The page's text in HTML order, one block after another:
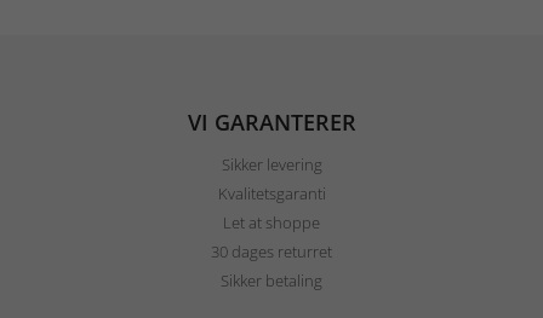
VI GARANTERER
Sikker levering
Kvalitetsgaranti
Let at shoppe
30 dages returret
Sikker betaling